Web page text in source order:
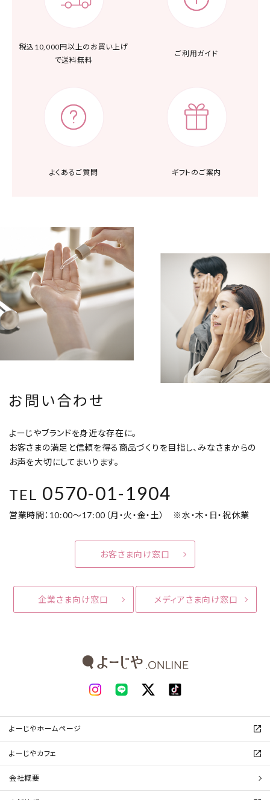
税込10,000円以上の お買い上げ
で送料無料
ご利用ガイド
よくあるご質問 ギフトのご案内
お問い合わせ
よーじやブランドを身近な存在に。
お客さまの満足と信頼を得る商品づくりを目指し、みなさまからの
お声を大切にしてまいります。
TEL 0570-01-1904
営業時間：10:00～17:00（月・火・金・土） ※水・木・日・祝休業
お客さま向け窓口
企業さま向け窓口 メディアさま向け窓口
よーじやホームページ
よーじやカフェ
会社概要